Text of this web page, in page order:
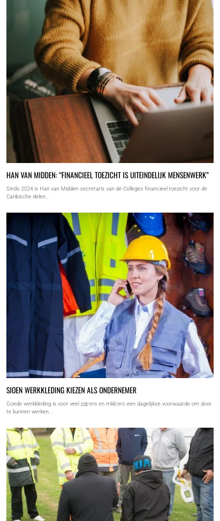
HAN VAN MIDDEN: “FINANCIEEL TOEZICHT IS UITEINDELIJK MENSENWERK”
Sinds 2024 is Han van Midden secretaris van de Colleges financieel toezicht voor de
Caribische delen…
SIOEN WERKKLEDING KIEZEN ALS ONDERNEMER
Goede werkkleding is voor veel zzp'ers en mkb'ers een dagelijkse voorwaarde om door
te kunnen werken.…